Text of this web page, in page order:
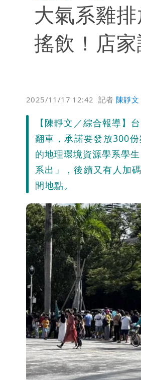
獨家｜蕭敬騰「渡
10點強打）
苦茶癌油｜威加2
白海豚路徑變了
UNIQLO涼感衣不
國家隊戰績！投資
賴清德「總統級嘲
70歲姜厚任攜小2
駐英台北代表處徵
白海豚明恐海警！
哈根達斯「買10
大氣系雞
搖飲！店
2025/11/17 12:42 記者陳靜文
【陳靜文／綜合報導】
翻車，承諾要發放300
的地理環境資源學系學
系出」，後續又有人加
間地點。